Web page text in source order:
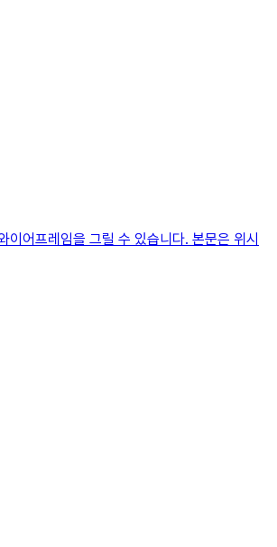
어프레임을 그릴 수 있습니다. 본문은 위시